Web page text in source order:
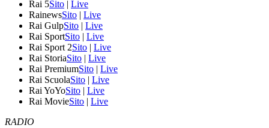
Rai 5Sito | Live
RainewsSito | Live
Rai GulpSito | Live
Rai SportSito | Live
Rai Sport 2Sito | Live
Rai StoriaSito | Live
Rai PremiumSito | Live
Rai ScuolaSito | Live
Rai YoYoSito | Live
Rai MovieSito | Live
RADIO